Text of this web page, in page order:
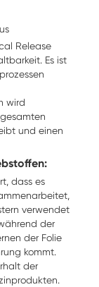
Release
Es ist
wird
und einen
dass es
verwendet
der
der Folie
kommt.
der